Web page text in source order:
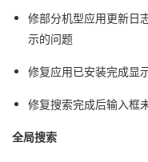
修部分机型应用更新日
示的问题
修复应用已安装完成显
修复搜索完成后输入框
全局搜索